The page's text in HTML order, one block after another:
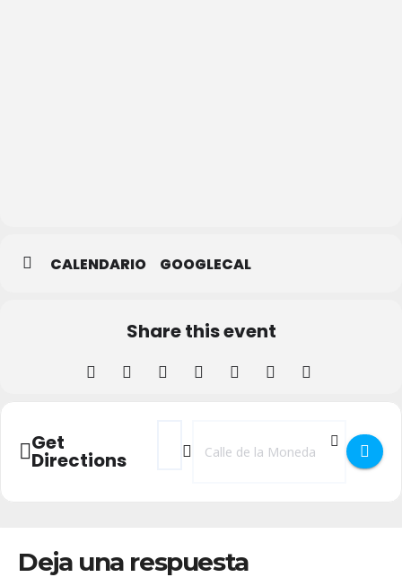
CALENDARIO GOOGLECAL
Share this event
Get
Directions
Address - Concierto de música clásica
Destination Address - Concierto
Deja una respuesta